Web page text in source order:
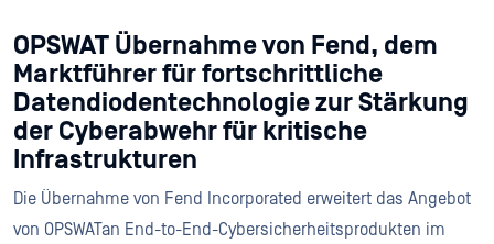
OPSWAT Übernahme von Fend, dem
Marktführer für fortschrittliche
Datendiodentechnologie zur Stärkung
der Cyberabwehr für kritische
Infrastrukturen
Die Übernahme von Fend Incorporated erweitert das Angebot
von OPSWATan End-to-End-Cybersicherheitsprodukten im